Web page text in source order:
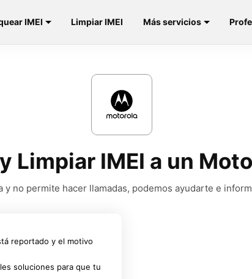
IMEI Limpiar IMEI Más servicios
Limpiar IMEI a un
y no permite hacer llamadas, podemos ayudarte e
reportado y el motivo
soluciones para que tu